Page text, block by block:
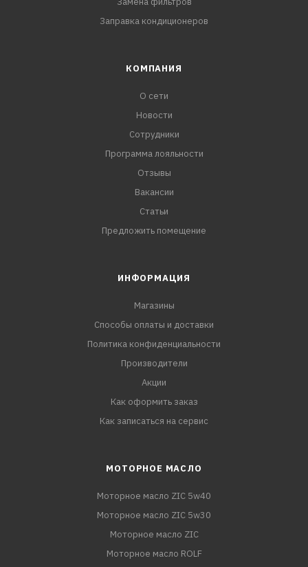
Заправка кондиционеров
КОМПАНИЯ
О сети
Новости
Сотрудники
Программа лояльности
Отзывы
Вакансии
Статьи
Предложить помещение
ИНФОРМАЦИЯ
Магазины
Способы оплаты и доставки
Политика конфиденциальности
Производители
Акции
Как оформить заказ
Как записаться на сервис
МОТОРНОЕ МАСЛО
Моторное масло ZIC 5w40
Моторное масло ZIC 5w30
Моторное масло ZIC
Моторное масло ROLF